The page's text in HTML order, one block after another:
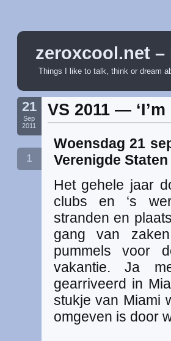
zeroxcool.net –
Things I like to talk, think or dream
21
Sep
2011
1
VS 2011 —
Woensdag 21
Verenigde Staten
Het gehele jaar
clubs en ‘s
stranden en
gang van
pummels voor
vakantie. Ja
gearriveerd in
stukje van Miami
omgeven is door